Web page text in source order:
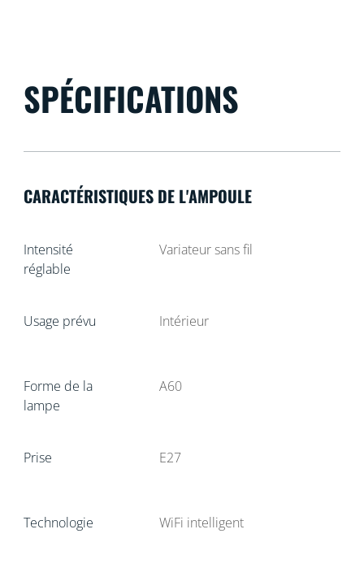
SPÉCIFICATIONS
CARACTÉRISTIQUES DE L'AMPOULE
Intensité
réglable
Variateur sans fil
Usage prévu Intérieur
Forme de la
lampe
A60
Prise E27
Technologie WiFi intelligent